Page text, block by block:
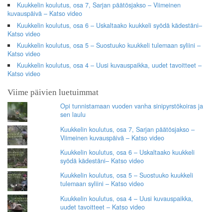
Kuukkelin koulutus, osa 7, Sarjan päätösjakso – Viimeinen
kuvauspäivä – Katso video
Kuukkelin koulutus, osa 6 – Uskaltaako kuukkeli syödä kädestäni–
Katso video
Kuukkelin koulutus, osa 5 – Suostuuko kuukkeli tulemaan syliini –
Katso video
Kuukkelin koulutus, osa 4 – Uusi kuvauspaikka, uudet tavoitteet –
Katso video
Viime päivien luetuimmat
Opi tunnistamaan vuoden vanha sinipyrstökoiras ja
sen laulu
Kuukkelin koulutus, osa 7, Sarjan päätösjakso –
Viimeinen kuvauspäivä – Katso video
Kuukkelin koulutus, osa 6 – Uskaltaako kuukkeli
syödä kädestäni– Katso video
Kuukkelin koulutus, osa 5 – Suostuuko kuukkeli
tulemaan syliini – Katso video
Kuukkelin koulutus, osa 4 – Uusi kuvauspaikka,
uudet tavoitteet – Katso video